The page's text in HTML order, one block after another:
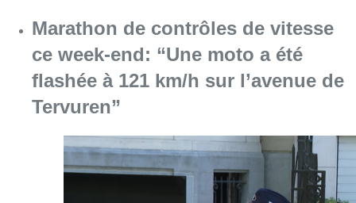
Marathon de contrôles de vitesse
ce week-end: “Une moto a été
flashée à 121 km/h sur l’avenue de
Tervuren”